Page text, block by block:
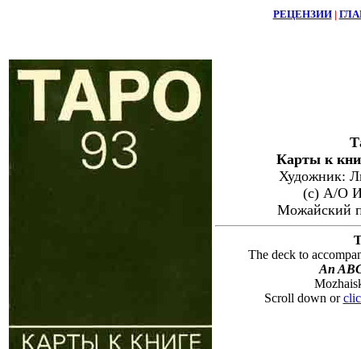
РЕЦЕНЗИИ|
Карты к
Художник:
(с) А/О
Можайский
The deck to
An
Scroll down or